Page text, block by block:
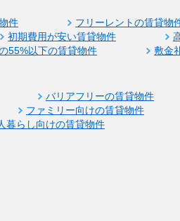
件
フリーレントの賃貸物
初期費用が安い賃貸物件
55%以下の賃貸物件 敷金
バリアフリーの賃貸物件
ファミリー向けの賃貸物件
暮らし向けの賃貸物件